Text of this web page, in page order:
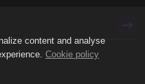
content and analyse
Cookie policy